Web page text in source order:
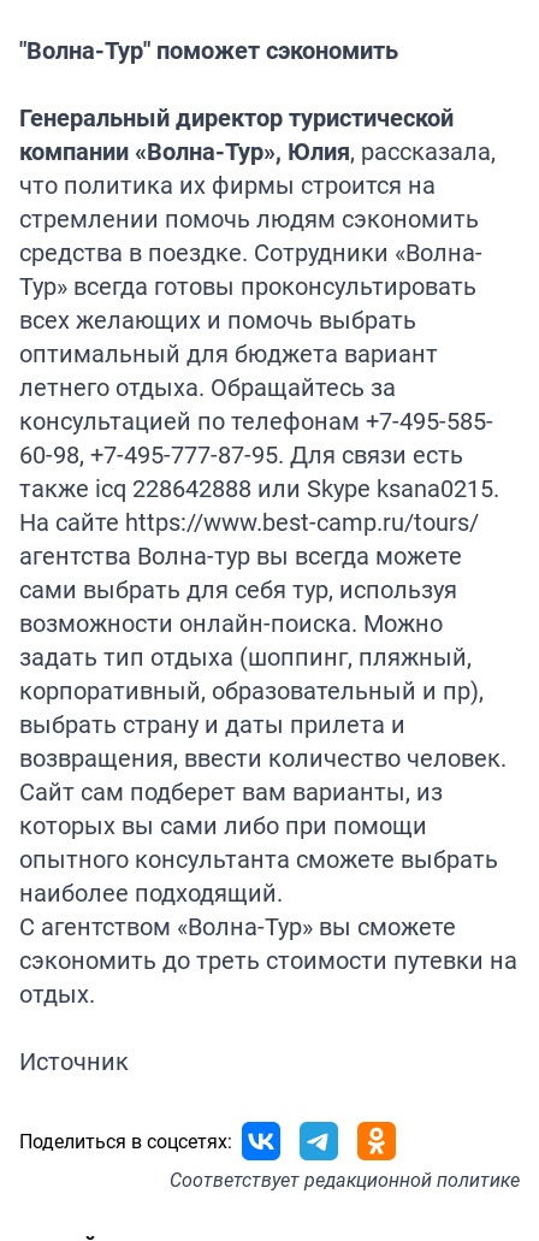
"Волна-Тур" поможет сэкономить
Генеральный директор туристической
компании «Волна-Тур», Юлия, рассказала,
что политика их фирмы строится на
стремлении помочь людям сэкономить
средства в поездке. Сотрудники «Волна-
Тур» всегда готовы проконсультировать
всех желающих и помочь выбрать
оптимальный для бюджета вариант
летнего отдыха. Обращайтесь за
консультацией по телефонам +7-495-585-
60-98, +7-495-777-87-95. Для связи есть
также icq 228642888 или Skype ksana0215.
На сайте https://www.best-camp.ru/tours/
агентства Волна-тур вы всегда можете
сами выбрать для себя тур, используя
возможности онлайн-поиска. Можно
задать тип отдыха (шоппинг, пляжный,
корпоративный, образовательный и пр),
выбрать страну и даты прилета и
возвращения, ввести количество человек.
Сайт сам подберет вам варианты, из
которых вы сами либо при помощи
опытного консультанта сможете выбрать
наиболее подходящий.
С агентством «Волна-Тур» вы сможете
сэкономить до треть стоимости путевки на
отдых.
Источник
Поделиться в соцсетях:
Соответствуетредакционной политике